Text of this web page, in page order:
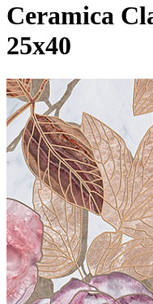
Ceramica
25x40